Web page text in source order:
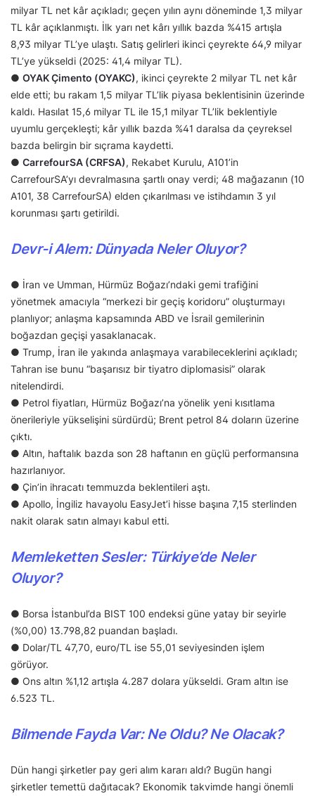
milyar TL net kâr açıkladı; geçen yılın aynı döneminde 1,3 milyar
TL kâr açıklanmıştı. İlk yarı net kârı yıllık bazda %415 artışla
8,93 milyar TL’ye ulaştı. Satış gelirleri ikinci çeyrekte 64,9 milyar
TL’ye yükseldi (2025: 41,4 milyar TL).
● OYAK Çimento (OYAKC), ikinci çeyrekte 2 milyar TL net kâr
elde etti; bu rakam 1,5 milyar TL’lik piyasa beklentisinin üzerinde
kaldı. Hasılat 15,6 milyar TL ile 15,1 milyar TL’lik beklentiyle
uyumlu gerçekleşti; kâr yıllık bazda %41 daralsa da çeyreksel
bazda belirgin bir sıçrama kaydetti.
● CarrefourSA (CRFSA), Rekabet Kurulu, A101’in
CarrefourSA’yı devralmasına şartlı onay verdi; 48 mağazanın (10
A101, 38 CarrefourSA) elden çıkarılması ve istihdamın 3 yıl
korunması şartı getirildi.
Devr-i Alem: Dünyada Neler Oluyor?
● İran ve Umman, Hürmüz Boğazı’ndaki gemi trafiğini
yönetmek amacıyla “merkezi bir geçiş koridoru” oluşturmayı
planlıyor; anlaşma kapsamında ABD ve İsrail gemilerinin
boğazdan geçişi yasaklanacak.
● Trump, İran ile yakında anlaşmaya varabileceklerini açıkladı;
Tahran ise bunu “başarısız bir tiyatro diplomasisi” olarak
nitelendirdi.
● Petrol fiyatları, Hürmüz Boğazı’na yönelik yeni kısıtlama
önerileriyle yükselişini sürdürdü; Brent petrol 84 doların üzerine
çıktı.
● Altın, haftalık bazda son 28 haftanın en güçlü performansına
hazırlanıyor.
● Çin’in ihracatı temmuzda beklentileri aştı.
● Apollo, İngiliz havayolu EasyJet’i hisse başına 7,15 sterlinden
nakit olarak satın almayı kabul etti.
Memleketten Sesler: Türkiye’de Neler
Oluyor?
● Borsa İstanbul’da BIST 100 endeksi güne yatay bir seyirle
(%0,00) 13.798,82 puandan başladı.
● Dolar/TL 47,70, euro/TL ise 55,01 seviyesinden işlem
görüyor.
● Ons altın %1,12 artışla 4.287 dolara yükseldi. Gram altın ise
6.523 TL.
Bilmende Fayda Var: Ne Oldu? Ne Olacak?
Dün hangi şirketler pay geri alım kararı aldı? Bugün hangi
şirketler temettü dağıtacak? Ekonomik takvimde hangi önemli